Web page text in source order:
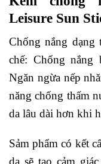
Leisure Sun
Chống nắng
chế: Chống
Ngăn ngừa nếp
năng chống thấm
da lâu dài hơn khi
Sảm phẩm có kết